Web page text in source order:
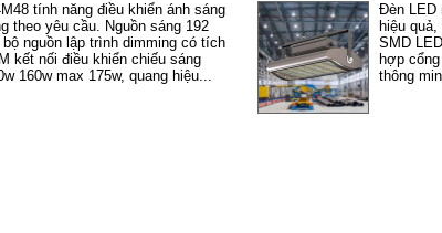
tính năng điều khiển ánh sáng
theo yêu cầu. Nguồn sáng 192
nguồn lập trình dimming có tích
kết nối điều khiển chiếu sáng
160w max 175w, quang hiệu...
Đèn LED
hiệu
SMD
hợp
thông